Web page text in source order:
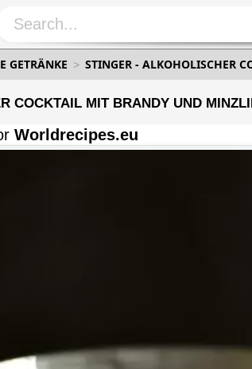
GETRÄNKE STINGER - ALKOHOLISCHER
COCKTAIL MIT BRANDY UND
Worldrecipes.eu